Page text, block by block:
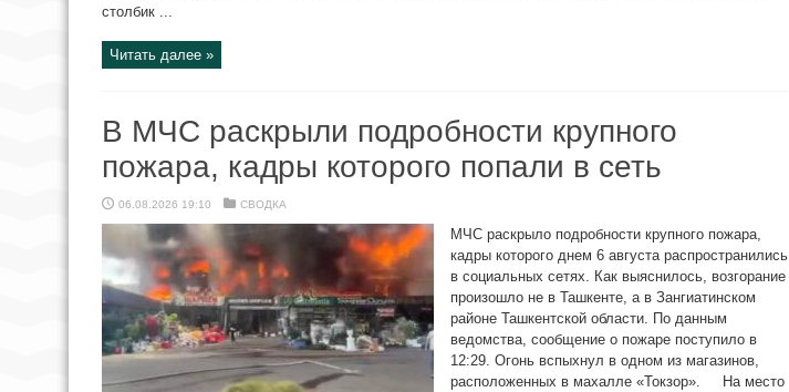
столбик ...
Читать далее »
В МЧС раскрыли подробности крупного
пожара, кадры которого попали в сеть
06.08.2026 19:10 СВОДКА
МЧС раскрыло подробности крупного пожара,
кадры которого днем 6 августа распространились
в социальных сетях. Как выяснилось, возгорание
произошло не в Ташкенте, а в Зангиатинском
районе Ташкентской области. По данным
ведомства, сообщение о пожаре поступило в
12:29. Огонь вспыхнул в одном из магазинов,
расположенных в махалле «Токзор». На место